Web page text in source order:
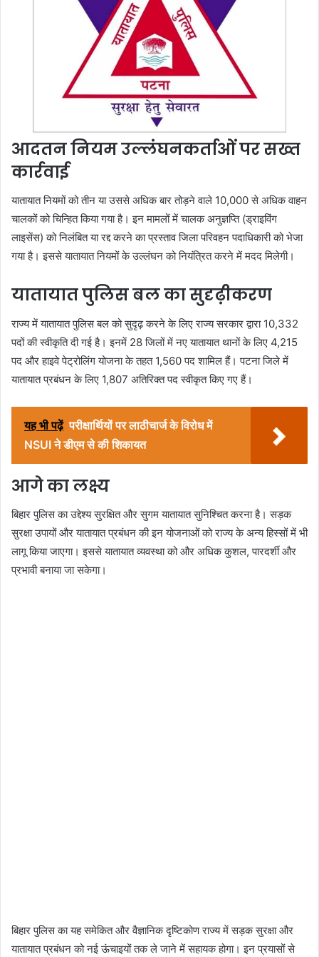
आदतन नियम उल्लंघनकर्ताओं पर सख्त
कार्रवाई
यातायात नियमों को तीन या उससे अधिक बार तोड़ने वाले 10,000 से अधिक वाहन
चालकों को चिन्हित किया गया है। इन मामलों में चालक अनुज्ञप्ति (ड्राइविंग
लाइसेंस) को निलंबित या रद्द करने का प्रस्ताव जिला परिवहन पदाधिकारी को भेजा
गया है। इससे यातायात नियमों के उल्लंघन को नियंत्रित करने में मदद मिलेगी।
यातायात पुलिस बल का सुदृढ़ीकरण
राज्य में यातायात पुलिस बल को सुदृढ़ करने के लिए राज्य सरकार द्वारा 10,332
पदों की स्वीकृति दी गई है। इनमें 28 जिलों में नए यातायात थानों के लिए 4,215
पद और हाइवे पेट्रोलिंग योजना के तहत 1,560 पद शामिल हैं। पटना जिले में
यातायात प्रबंधन के लिए 1,807 अतिरिक्त पद स्वीकृत किए गए हैं।
यह भी पढ़ें परीक्षार्थियों पर लाठीचार्ज के विरोध में
NSUI ने डीएम से की शिकायत
आगे का लक्ष्य
बिहार पुलिस का उद्देश्य सुरक्षित और सुगम यातायात सुनिश्चित करना है। सड़क
सुरक्षा उपायों और यातायात प्रबंधन की इन योजनाओं को राज्य के अन्य हिस्सों में भी
लागू किया जाएगा। इससे यातायात व्यवस्था को और अधिक कुशल, पारदर्शी और
प्रभावी बनाया जा सकेगा।
बिहार पुलिस का यह समेकित और वैज्ञानिक दृष्टिकोण राज्य में सड़क सुरक्षा और
यातायात प्रबंधन को नई ऊंचाइयों तक ले जाने में सहायक होगा। इन प्रयासों से